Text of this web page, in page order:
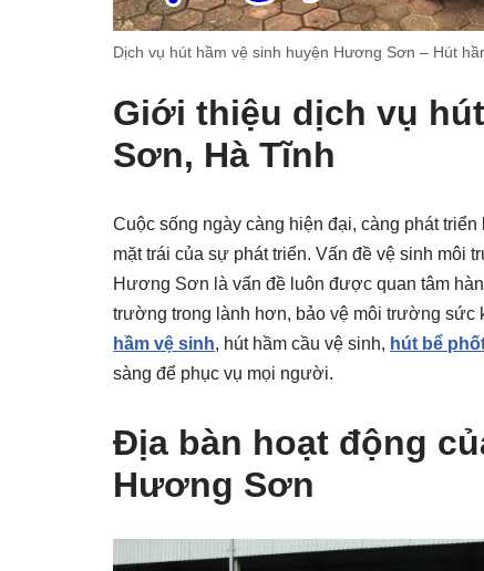
Dịch vụ hút hầm vệ sinh huyện Hương Sơn – Hút
Giới thiệu dịch vụ
Sơn, Hà Tĩnh
Cuộc sống ngày càng hiện đại, càng phát
mặt trái của sự phát triển. Vấn đề vệ sinh môi
Hương Sơn là vấn đề luôn được quan tâm
trường trong lành hơn, bảo vệ môi trường
hầm vệ sinh, hút hầm cầu vệ sinh, hút bể
sàng để phục vụ mọi người.
Địa bàn hoạt động
Hương Sơn